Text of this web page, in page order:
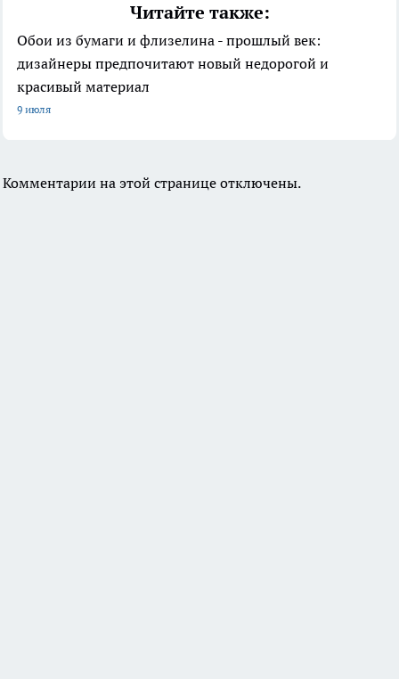
Читайте также:
Обои из бумаги и флизелина - прошлый век:
дизайнеры предпочитают новый недорогой и
красивый материал
9 июля
Комментарии на этой странице отключены.